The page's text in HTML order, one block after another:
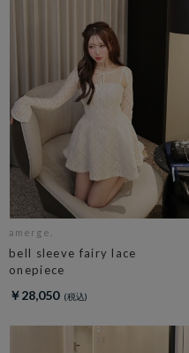
amerge.
bell sleeve fairy lace
onepiece
￥28,050